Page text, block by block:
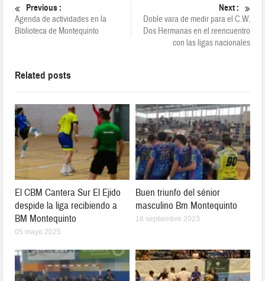
Previous :
Agenda de actividades en la
Biblioteca de Montequinto
Next :
Doble vara de medir para el C.W.
Dos Hermanas en el reencuentro
con las ligas nacionales
Related posts
El CBM Cantera Sur El Ejido
despide la liga recibiendo a
BM Montequinto
05 mayo 2025
Buen triunfo del sénior
masculino Bm Montequinto
18 septiembre 2023